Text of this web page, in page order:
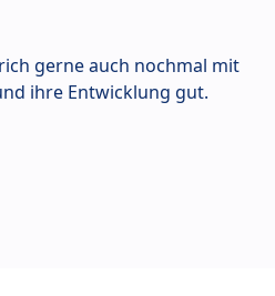
gerne auch nochmal mit
ihre Entwicklung gut.